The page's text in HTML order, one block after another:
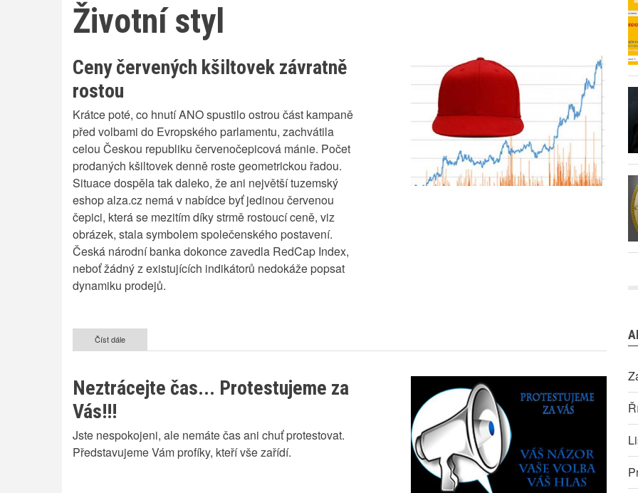
NAVIGACE
Životní styl
Ceny červených kšiltovek závratně
rostou
Krátce poté, co hnutí ANO spustilo ostrou část kampaně
před volbami do Evropského parlamentu, zachvátila
celou Českou republiku červenočepicová mánie. Počet
prodaných kšiltovek denně roste geometrickou řadou.
Situace dospěla tak daleko, že ani největší tuzemský
eshop alza.cz nemá v nabídce byť jedinou červenou
čepici, která se mezitím díky strmě rostoucí ceně, viz
obrázek, stala symbolem společenského postavení.
Česká národní banka dokonce zavedla RedCap Index,
neboť žádný z existujících indikátorů nedokáže popsat
dynamiku prodejů.
Číst dále
Ceny
závratně
rostou
Neztrácejte čas... Protestujeme za
Vás!!!
Jste nespokojeni, ale nemáte čas ani chuť protestovat.
Představujeme Vám profíky, kteří vše zařídí.